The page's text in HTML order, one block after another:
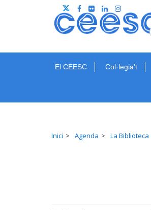
El CEESC Col·legia't
Inici Agenda La